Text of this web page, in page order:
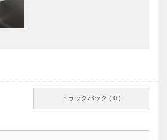
トラックバック ( 0 )